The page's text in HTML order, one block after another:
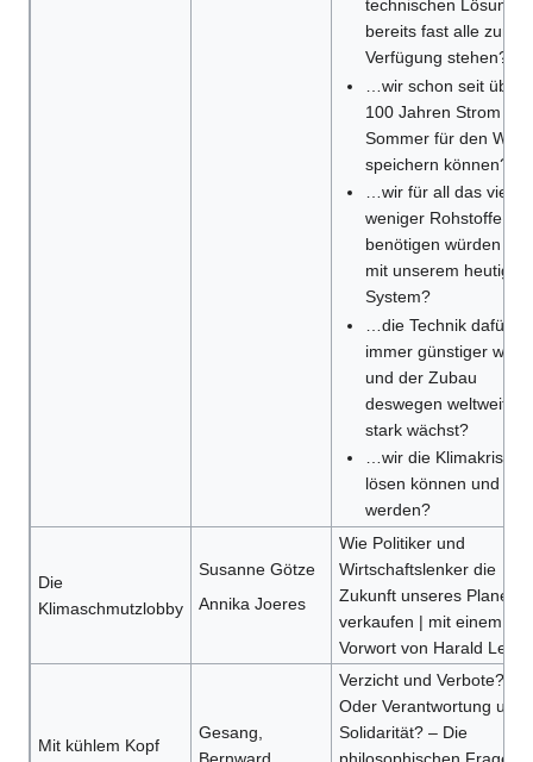
technischen
bereits fast alle zur
Verfügung stehen?
…wir schon seit über
100 Jahren Strom im
Sommer für den
speichern können?
…wir für all das viel
weniger Rohstoffe
benötigen würden als
mit unserem heutigen
System?
…die Technik dafür
immer günstiger wird
und der Zubau
deswegen weltweit
stark wächst?
…wir die Klimakrise
lösen können und
werden?
Die
Klimaschmutzlobby
Susanne Götze
Annika Joeres
Wie Politiker und
Wirtschaftslenker die
Zukunft unseres Planeten
verkaufen | mit einem
Vorwort von Harald Lesch
Mit kühlem Kopf
Gesang,
Verzicht und Verbote?
Oder Verantwortung und
Solidarität? – Die